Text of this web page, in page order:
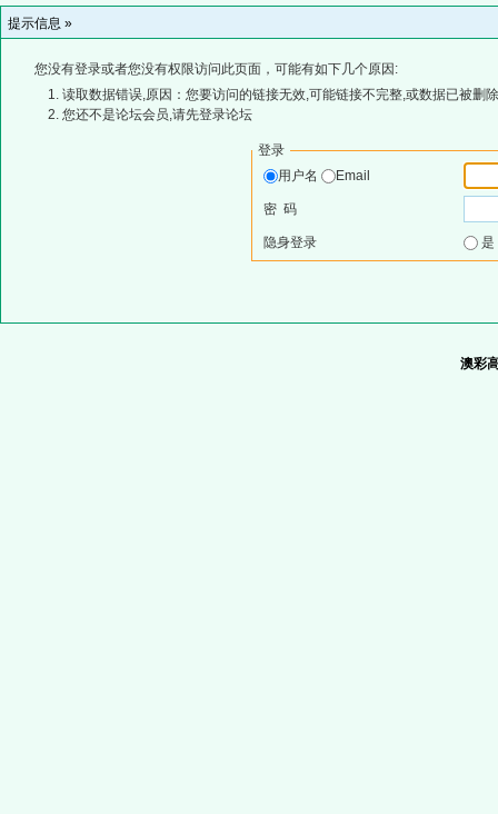
提示信息 »
您没有登录或者您没有权限访问此页面，可能有如下几个原因:
读取数据错误,原因：您要访问的链接无效,可能链接不完整,或数据已被删
您还不是论坛会员,请先登录论坛
登录
用户名
Email
密 码
隐身登录
澳彩